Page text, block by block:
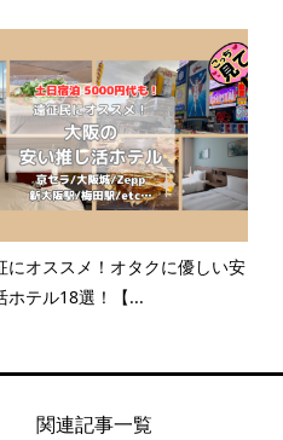
にオススメ！オタクに優しい安
ホテル18選！【...
関連記事一覧